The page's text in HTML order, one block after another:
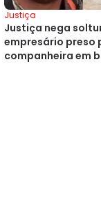
Justiça
Justiça nega
empresário preso
companheira em